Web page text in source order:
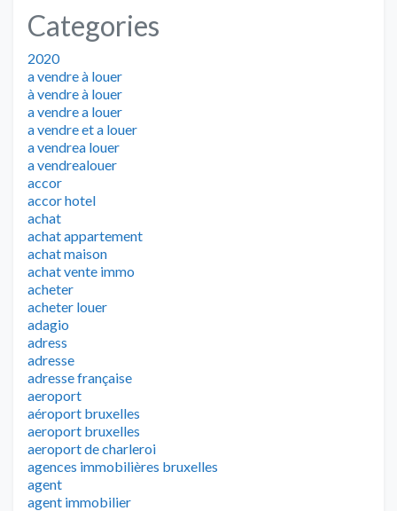
Categories
2020
a vendre à louer
à vendre à louer
a vendre a louer
a vendre et a louer
a vendrea louer
a vendrealouer
accor
accor hotel
achat
achat appartement
achat maison
achat vente immo
acheter
acheter louer
adagio
adress
adresse
adresse française
aeroport
aéroport bruxelles
aeroport bruxelles
aeroport de charleroi
agences immobilières bruxelles
agent
agent immobilier